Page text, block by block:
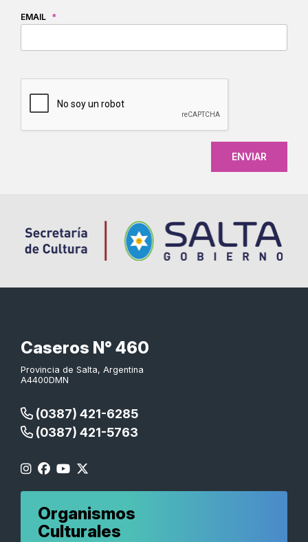
EMAIL *
Caseros N° 460
Provincia de Salta, Argentina
A4400DMN
(0387) 421-6285
(0387) 421-5763
Organismos
Culturales